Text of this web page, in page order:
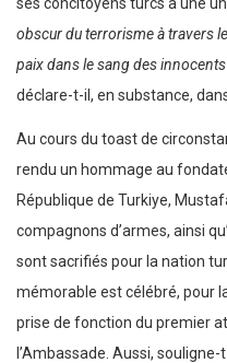
obscur du terrorisme à travers
paix dans le sang des
déclare-t-il, en substance,
Au cours du toast de
rendu un hommage au
République de Turkiye,
compagnons d’armes, ainsi
sont sacrifiés pour la nation
mémorable est célébré, pour
prise de fonction du premier
l’Ambassade. Aussi,